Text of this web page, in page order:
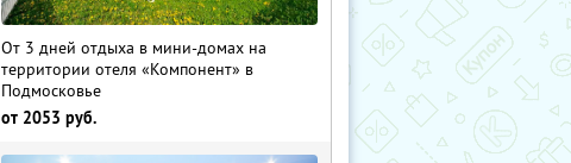
От 3 дней отдыха в мини-домах на
территории отеля «Компонент» в
Подмосковье
от 2053 руб.